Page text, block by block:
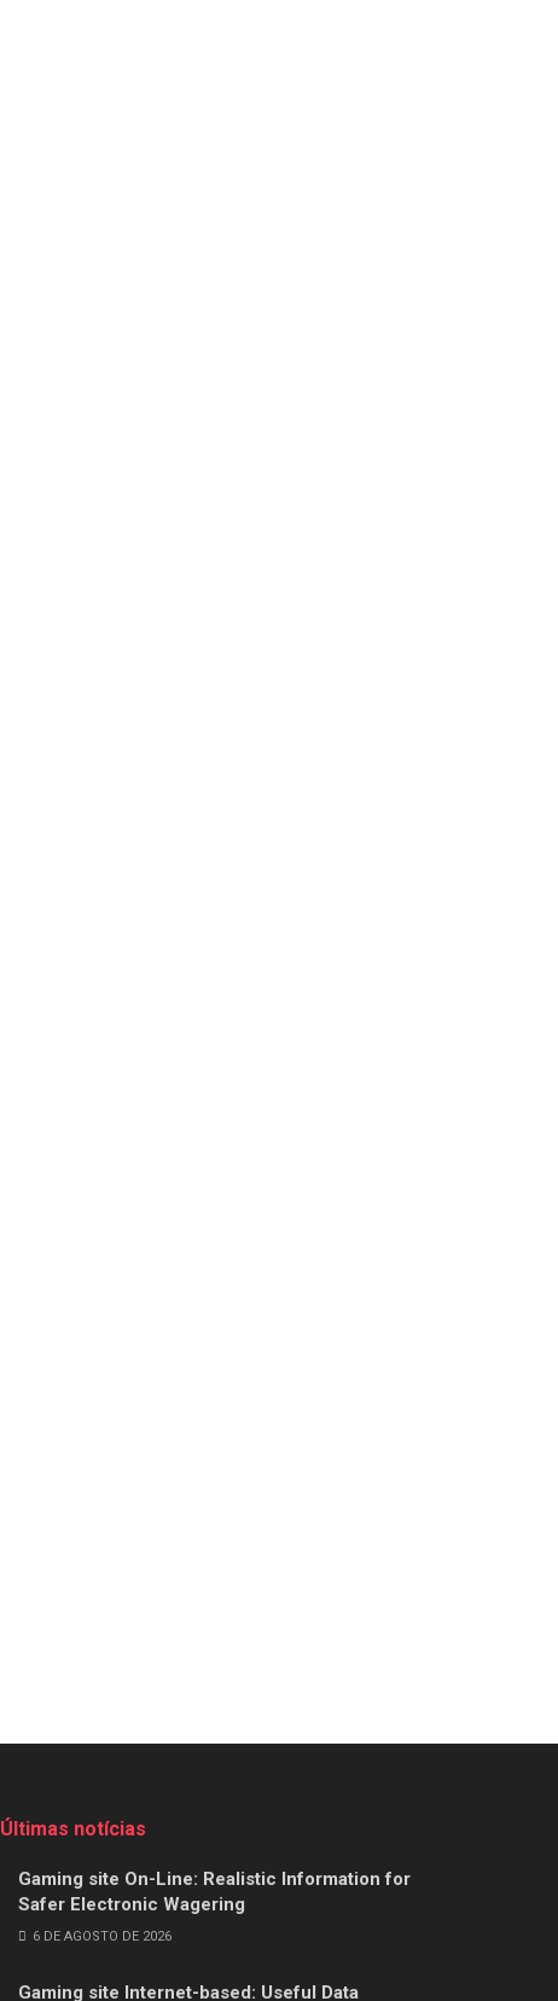
Últimas notícias
Gaming site On-Line: Realistic Information for
Safer Electronic Wagering
6 DE AGOSTO DE 2026
Gaming site Internet-based: Useful Data